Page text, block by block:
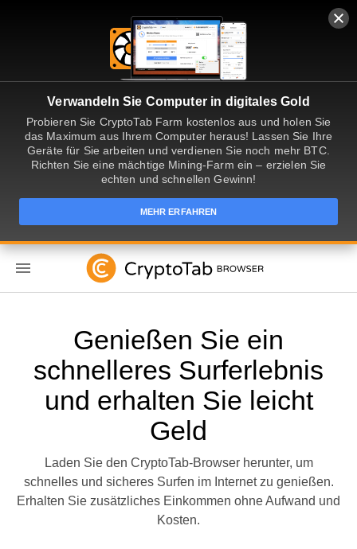
Verwandeln Sie Computer in digitales Gold
Probieren Sie CryptoTab Farm kostenlos aus und holen Sie
das Maximum aus Ihrem Computer heraus! Lassen Sie Ihre
Geräte für Sie arbeiten und verdienen Sie noch mehr BTC.
Richten Sie eine mächtige Mining-Farm ein – erzielen Sie
echten und schnellen Gewinn!
MEHR ERFAHREN
Genießen Sie ein
schnelleres Surferlebnis
und erhalten Sie leicht
Geld
Laden Sie den CryptoTab-Browser herunter, um
schnelles und sicheres Surfen im Internet zu genießen.
Erhalten Sie zusätzliches Einkommen ohne Aufwand und
Kosten.